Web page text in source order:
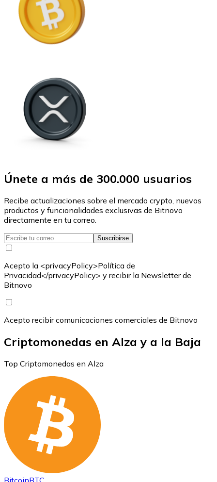
Únete a más de 300.000 usuarios
Recibe actualizaciones sobre el mercado crypto, nuevos
productos y funcionalidades exclusivas de Bitnovo
directamente en tu correo.
Suscribirse
Acepto la <privacyPolicy>Política de
Privacidad</privacyPolicy> y recibir la Newsletter de
Bitnovo
Acepto recibir comunicaciones comerciales de Bitnovo
Criptomonedas en Alza y a la Baja
Top Criptomonedas en Alza
BitcoinBTC